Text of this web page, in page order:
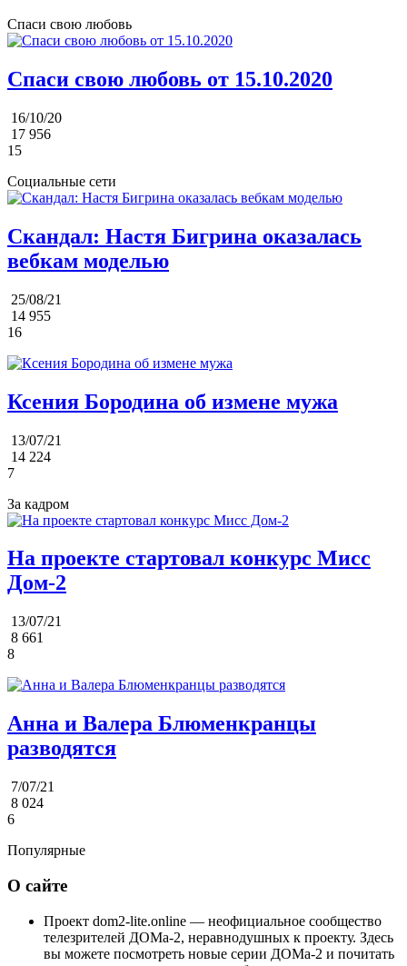
Спаси свою любовь
Спаси свою любовь от 15.10.2020
16/10/20
17 956
15
Социальные сети
Скандал: Настя Бигрина оказалась
вебкам моделью
25/08/21
14 955
16
Ксения Бородина об измене мужа
13/07/21
14 224
7
За кадром
На проекте стартовал конкурс Мисс
Дом-2
13/07/21
8 661
8
Анна и Валера Блюменкранцы
разводятся
7/07/21
8 024
6
Популярные
О сайте
Проект dom2-lite.online — неофициальное сообщество
телезрителей ДОМа-2, неравнодушных к проекту. Здесь
вы можете посмотреть новые серии ДОМа-2 и почитать